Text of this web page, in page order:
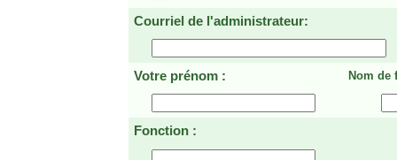
Courriel de l'administrateur:
Votre prénom : Nom de
Fonction :